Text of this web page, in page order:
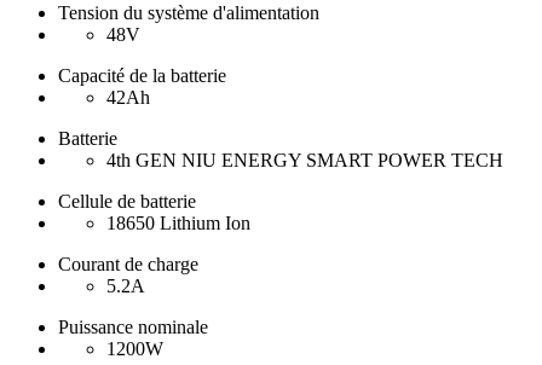
Tension du système d'alimentation
48V
Capacité de la batterie
42Ah
Batterie
4th GEN NIU ENERGY SMART POWER TECH
Cellule de batterie
18650 Lithium Ion
Courant de charge
5.2A
Puissance nominale
1200W